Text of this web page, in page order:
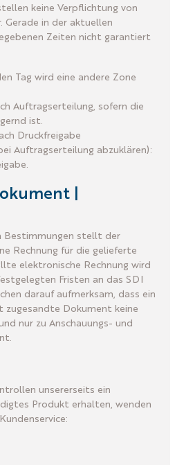
keine Verpflichtung von
Gerade in der aktuellen
Zeiten nicht garantiert
Tag wird eine andere Zone
Auftragserteilung, sofern die
ist.
Druckfreigabe
Auftragserteilung abzuklären):
|
Bestimmungen stellt der
Rechnung für die gelieferte
elektronische Rechnung wird
Fristen an das SDI
darauf aufmerksam, dass ein
Dokument keine
nur zu Anschauungs- und
unsererseits ein
Produkt erhalten, wenden